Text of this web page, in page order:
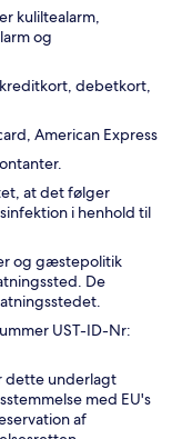
kuliltealarm,
og
debetkort,
American Express
at det følger
i henhold til
og gæstepolitik
De
UST-ID-Nr:
dette underlagt
med EU's
af